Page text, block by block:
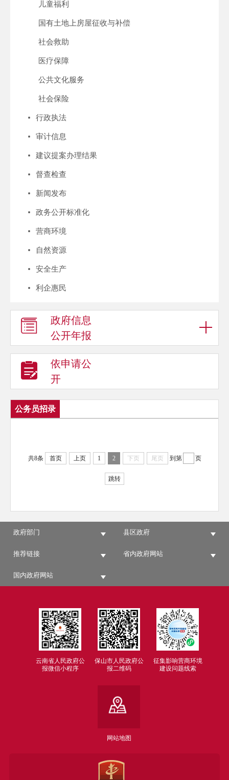
儿童福利
国有土地上房屋征收与补偿
社会救助
医疗保障
公共文化服务
社会保险
行政执法
审计信息
建议提案办理结果
督查检查
新闻发布
政务公开标准化
营商环境
自然资源
安全生产
利企惠民
政府信息
公开年报
依申请公
开
公务员招录
共8条 首页 上页 1 2 下页 尾页 到第 页
跳转
政府部门 县区政府
推荐链接 省内政府网站
国内政府网站
云南省人民政府公
报微信小程序
保山市人民政府公
报二维码
征集影响营商环境
建设问题线索
网站地图